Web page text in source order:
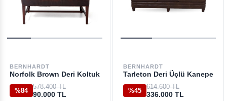
BERNHARDT
Norfolk Brown Deri Koltuk
%84
578.400 TL
90.000 TL
BERNHARDT
Tarleton Deri Üçlü Kanepe
%45
614.600 TL
336.000 TL